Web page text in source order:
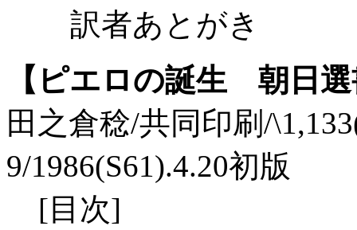
訳者あとがき
【ピエロの誕生 朝日
田之倉稔/共同印刷/
9/1986(S61).4.20初版
[目次]